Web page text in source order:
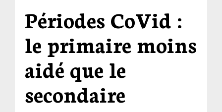
Périodes CoVid :
le primaire moins
aidé que le
secondaire